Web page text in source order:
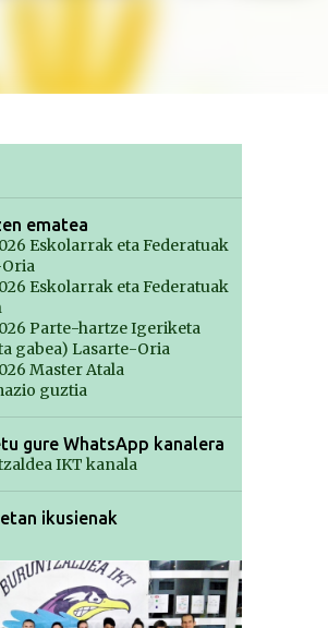
ematea
Eskolarrak eta Federatuak
Eskolarrak eta Federatuak
Parte-hartze Igeriketa
gabea) Lasarte-Oria
Master Atala
guztia
gure WhatsApp kanalera
IKT kanala
ikusienak